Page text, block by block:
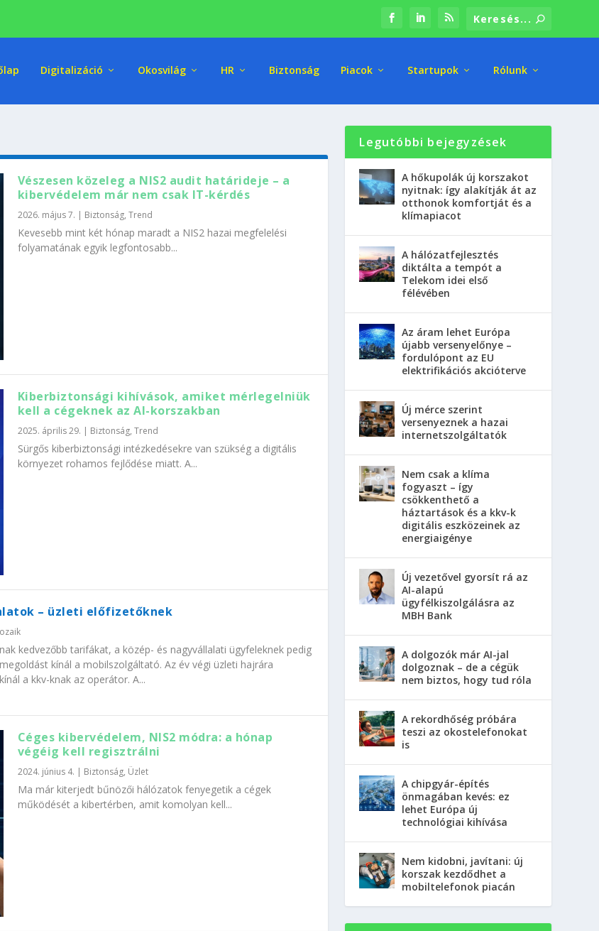
Digitalizáció Okosvilág HR Biztonság Piacok Startupok Rólunk
Vészesen közeleg a NIS2 audit határideje – a
kibervédelem már nem csak IT-kérdés
2026. május 7. | Biztonság, Trend
Kevesebb mint két hónap maradt a NIS2 hazai megfelelési
folyamatának egyik legfontosabb...
Kiberbiztonsági kihívások, amiket mérlegelniük
kell a cégeknek az AI-korszakban
2025. április 29. | Biztonság, Trend
Sürgős kiberbiztonsági intézkedésekre van szükség a digitális
környezet rohamos fejlődése miatt. A...
– üzleti előfizetőknek
kedvezőbb tarifákat, a közép- és nagyvállalati ügyfeleknek pedig
kínál a mobilszolgáltató. Az év végi üzleti hajrára
a kkv-knak az operátor. A...
Céges kibervédelem, NIS2 módra: a hónap
végéig kell regisztrálni
2024. június 4. | Biztonság, Üzlet
Ma már kiterjedt bűnözői hálózatok fenyegetik a cégek
működését a kibertérben, amit komolyan kell...
Legutóbbi bejegyzések
A hőkupolák új korszakot
nyitnak: így alakítják át az
otthonok komfortját és a
klímapiacot
A hálózatfejlesztés
diktálta a tempót a
Telekom idei első
félévében
Az áram lehet Európa
újabb versenyelőnye –
fordulópont az EU
elektrifikációs akcióterve
Új mérce szerint
versenyeznek a hazai
internetszolgáltatók
Nem csak a klíma
fogyaszt – így
csökkenthető a
háztartások és a kkv-k
digitális eszközeinek az
energiaigénye
Új vezetővel gyorsít rá az
AI-alapú
ügyfélkiszolgálásra az
MBH Bank
A dolgozók már AI-jal
dolgoznak – de a cégük
nem biztos, hogy tud róla
A rekordhőség próbára
teszi az okostelefonokat
is
A chipgyár-építés
önmagában kevés: ez
lehet Európa új
technológiai kihívása
Nem kidobni, javítani: új
korszak kezdődhet a
mobiltelefonok piacán